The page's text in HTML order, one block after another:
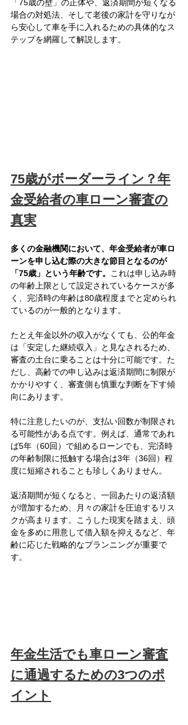
「75歳の壁」の正体や、返済期間が短くなる
場合の対処法、そして老後の家計を守りなが
ら安心して車を手に入れるための具体的なス
テップを網羅して解説します。
75歳がボーダーライン？年
金受給者の車ローン審査の
真実
多くの金融機関において、年金受給者が車ロ
ーンを申し込む際の大きな節目となるのが
「75歳」という年齢です。 これは申し込み時
の年齢上限として設定されているケースが多
く、完済時の年齢は80歳程度までと定められ
ているのが一般的となります。
たとえ年金以外の収入がなくても、公的年金
は「安定した継続収入」と見なされるため、
審査の土台に乗ることは十分に可能です。た
だし、高齢での申し込みは返済期間に制限が
かかりやすく、審査側も慎重な判断を下す傾
向にあります。
特に注意したいのが、支払い回数が制限され
る可能性がある点です。例えば、通常であれ
ば5年（60回）で組めるローンでも、完済時
の年齢制限に抵触する場合は3年（36回）程
度に短縮されることも珍しくありません。
返済期間が短くなると、一回あたりの返済額
が増加するため、月々の家計を圧迫するリス
クが高まります。こうした現実を踏まえ、頭
金を多めに用意して借入額を抑えるなど、年
齢に応じた戦略的なプランニングが重要で
す。
年金生活でも車ローン審査
に通過するための3つのポ
イント